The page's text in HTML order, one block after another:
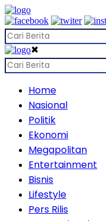
✖
Home
Nasional
Politik
Ekonomi
Megapolitan
Entertainment
Bisnis
Lifestyle
Pers Rilis